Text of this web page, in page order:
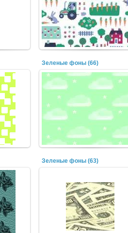
Зеленые фоны (66)
Зеленые фоны (63)